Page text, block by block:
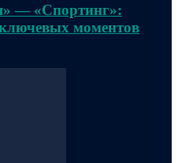
— «Спортинг»:
моментов